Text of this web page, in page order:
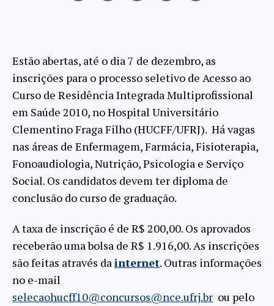
Estão abertas, até o dia 7 de dezembro, as
inscrições para o processo seletivo de Acesso ao
Curso de Residência Integrada Multiprofissional
em Saúde 2010, no Hospital Universitário
Clementino Fraga Filho (HUCFF/UFRJ). Há vagas
nas áreas de Enfermagem, Farmácia, Fisioterapia,
Fonoaudiologia, Nutrição, Psicologia e Serviço
Social. Os candidatos devem ter diploma de
conclusão do curso de graduação.
A taxa de inscrição é de R$ 200,00. Os aprovados
receberão uma bolsa de R$ 1.916,00. As inscrições
são feitas através dainternet. Outras informações
no e-mail
selecaohucff10@concursos@nce.ufrj.br ou pelo